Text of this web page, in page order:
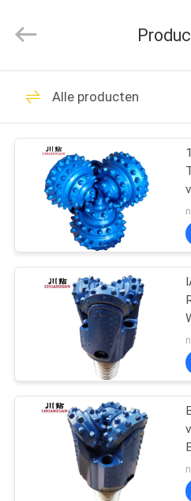
HUIS
PRODUCTEN
ONGEVEER
FABRIEKSREIS
CONTACTEER
ONS
VERZOEK
Leverancier.
Copyright
-
tcitriconebit.com.
Reserved.
Tricone
TCI
Stalen
tricone Bit
het beetje
rolkegel
Alle producten